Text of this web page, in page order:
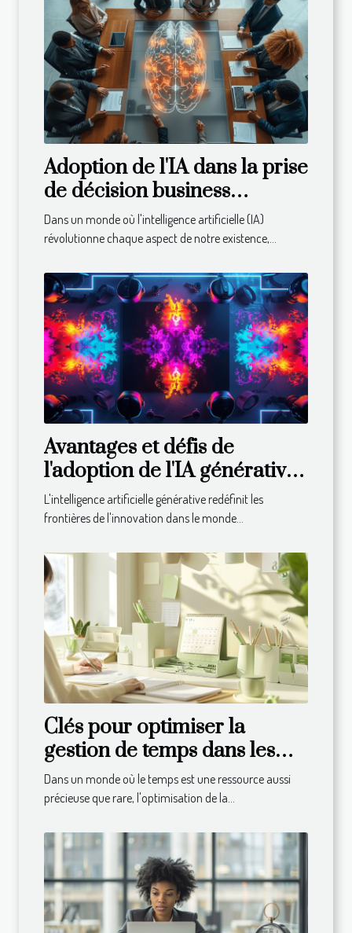
Adoption de l'IA dans la prise
de décision business
avantages et considérations
éthiques
Dans un monde où l'intelligence artificielle (IA)
révolutionne chaque aspect de notre existence,...
Avantages et défis de
l'adoption de l'IA générative
dans les entreprises
L'intelligence artificielle générative redéfinit les
frontières de l'innovation dans le monde...
Clés pour optimiser la
gestion de temps dans les
PME
Dans un monde où le temps est une ressource aussi
précieuse que rare, l'optimisation de la...